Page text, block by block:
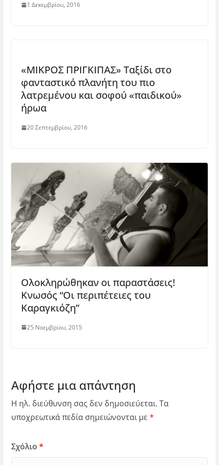
1 Δεκεμβρίου, 2016
«ΜΙΚΡΟΣ ΠΡΙΓΚΙΠΑΣ» Ταξίδι στο
φανταστικό πλανήτη του πιο
λατρεμένου και σοφού «παιδικού»
ήρωα
20 Σεπτεμβρίου, 2016
Ολοκληρώθηκαν οι παραστάσεις!
Κνωσός “Οι περιπέτειες του
Καραγκιόζη”
25 Νοεμβρίου, 2015
Αφήστε μια απάντηση
Η ηλ. διεύθυνση σας δεν δημοσιεύεται. Τα
υποχρεωτικά πεδία σημειώνονται με *
Σχόλιο *